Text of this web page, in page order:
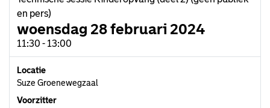
en pers)
woensdag 28 februari 2024
11:30 - 13:00
Locatie
Suze Groenewegzaal
Voorzitter